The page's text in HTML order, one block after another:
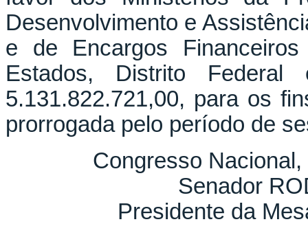
Desenvolvimento e
e de Encargos
Estados, Distrito
5.131.822.721,00, para os
prorrogada pelo período de
Congresso
Senador
Presidente da